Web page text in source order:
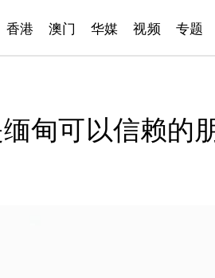
香港 澳门 华媒 视频 专题
甸可以信赖的